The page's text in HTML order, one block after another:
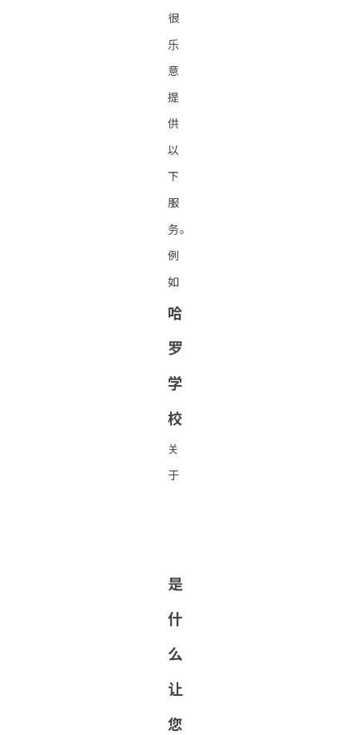
很
乐
意
提
供
以
下
服
务。
例
如
哈
罗
学
校
关
于
是
什
么
让
您